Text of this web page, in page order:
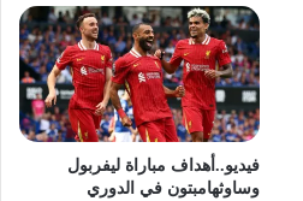
فيديو..أهداف مباراة ليفربول
وساوثهامبتون في الدوري